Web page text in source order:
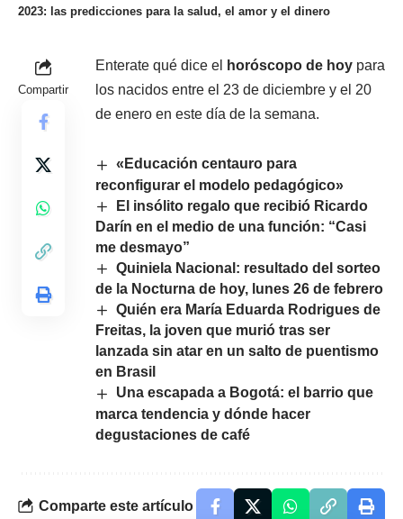
2023: las predicciones para la salud, el amor y el dinero
Compartir
Enterate qué dice el horóscopo de hoy para
los nacidos entre el 23 de diciembre y el 20
de enero en este día de la semana.
«Educación centauro para
reconfigurar el modelo pedagógico»
El insólito regalo que recibió Ricardo
Darín en el medio de una función: “Casi
me desmayo”
Quiniela Nacional: resultado del sorteo
de la Nocturna de hoy, lunes 26 de febrero
Quién era María Eduarda Rodrigues de
Freitas, la joven que murió tras ser
lanzada sin atar en un salto de puentismo
en Brasil
Una escapada a Bogotá: el barrio que
marca tendencia y dónde hacer
degustaciones de café
Comparte este artículo